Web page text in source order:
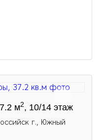
м2, 10/14 этаж
г., Южный